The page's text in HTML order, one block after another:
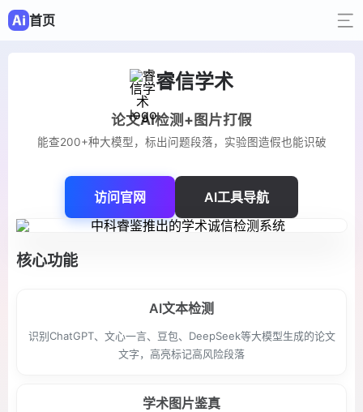
首页
睿信学术
论文AI检测+图片打假
能查200+种大模型，标出问题段落，实验图造假也能识破
访问官网 AI工具导航
核心功能
AI文本检测
识别ChatGPT、文心一言、豆包、DeepSeek等大模型生成的论文
文字，高亮标记高风险段落
学术图片鉴真